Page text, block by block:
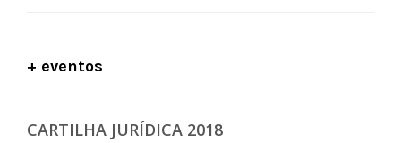
+ eventos
CARTILHA JURÍDICA 2018